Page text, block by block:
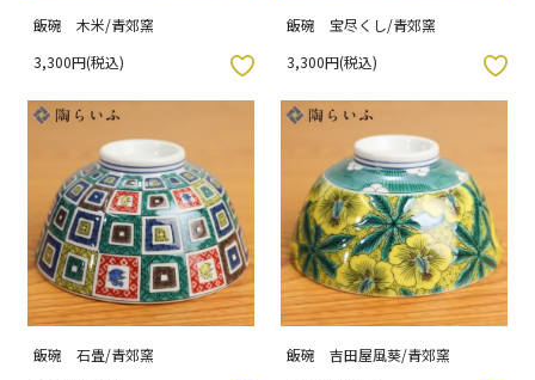
飯碗 木米/青郊窯
3,300円(税込)
飯碗 宝尽くし/青郊窯
3,300円(税込)
飯碗 石畳/青郊窯
飯碗 吉田屋風葵/青郊窯